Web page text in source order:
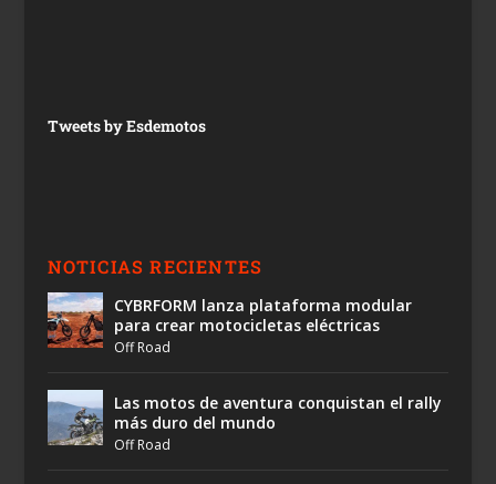
Tweets by Esdemotos
NOTICIAS RECIENTES
CYBRFORM lanza plataforma modular
para crear motocicletas eléctricas
Off Road
Las motos de aventura conquistan el rally
más duro del mundo
Off Road